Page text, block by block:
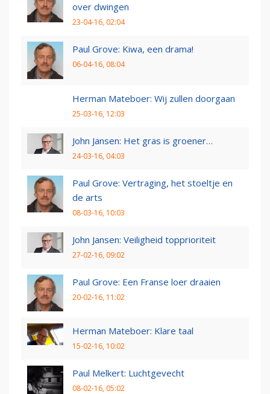
over dwingen
23-04-16, 02:04
Paul Grove: Kiwa, een drama!
06-04-16, 08:04
Herman Mateboer: Wij zullen doorgaan
25-03-16, 12:03
John Jansen: Het gras is groener…
24-03-16, 04:03
Paul Grove: Vertraging, het stoeltje en
de arts
08-03-16, 10:03
John Jansen: Veiligheid topprioriteit
27-02-16, 09:02
Paul Grove: Een Franse loer draaien
20-02-16, 11:02
Herman Mateboer: Klare taal
15-02-16, 10:02
Paul Melkert: Luchtgevecht
08-02-16, 05:02